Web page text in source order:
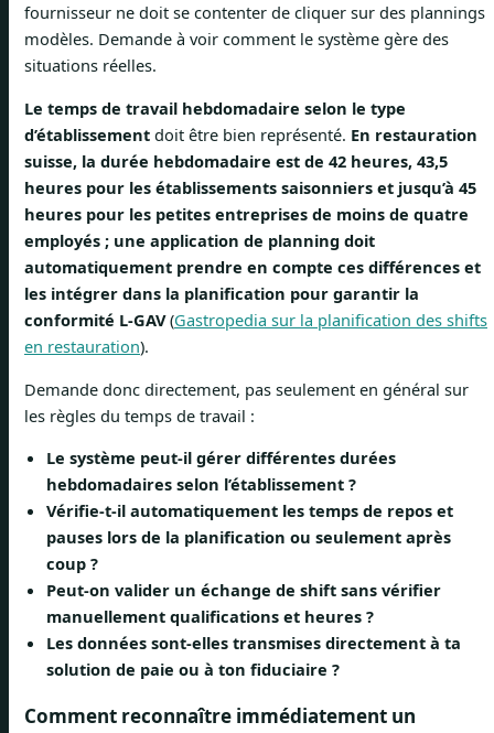
fournisseur ne doit se contenter de cliquer sur des plannings
modèles. Demande à voir comment le système gère des
situations réelles.
Le temps de travail hebdomadaire selon le type
d’établissement doit être bien représenté. En restauration
suisse, la durée hebdomadaire est de 42 heures, 43,5
heures pour les établissements saisonniers et jusqu’à 45
heures pour les petites entreprises de moins de quatre
employés ; une application de planning doit
automatiquement prendre en compte ces différences et
les intégrer dans la planification pour garantir la
conformité L-GAV(Gastropedia sur la planification des shifts
en restauration).
Demande donc directement, pas seulement en général sur
les règles du temps de travail :
Le système peut-il gérer différentes durées
hebdomadaires selon l’établissement ?
Vérifie-t-il automatiquement les temps de repos et
pauses lors de la planification ou seulement après
coup ?
Peut-on valider un échange de shift sans vérifier
manuellement qualifications et heures ?
Les données sont-elles transmises directement à ta
solution de paie ou à ton fiduciaire ?
Comment reconnaître immédiatement un